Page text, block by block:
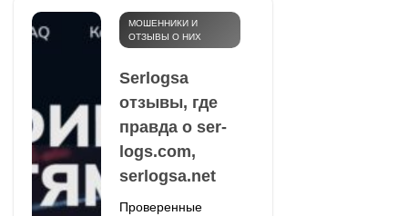
МОШЕННИКИ И
ОТЗЫВЫ О НИХ
Serlogsa
отзывы, где
правда о ser-
logs.com,
serlogsa.net
Проверенные